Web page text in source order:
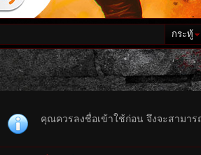
กระทู้
คุณควรลงชื่อเข้าใช้ก่อน จึงจะสามาร